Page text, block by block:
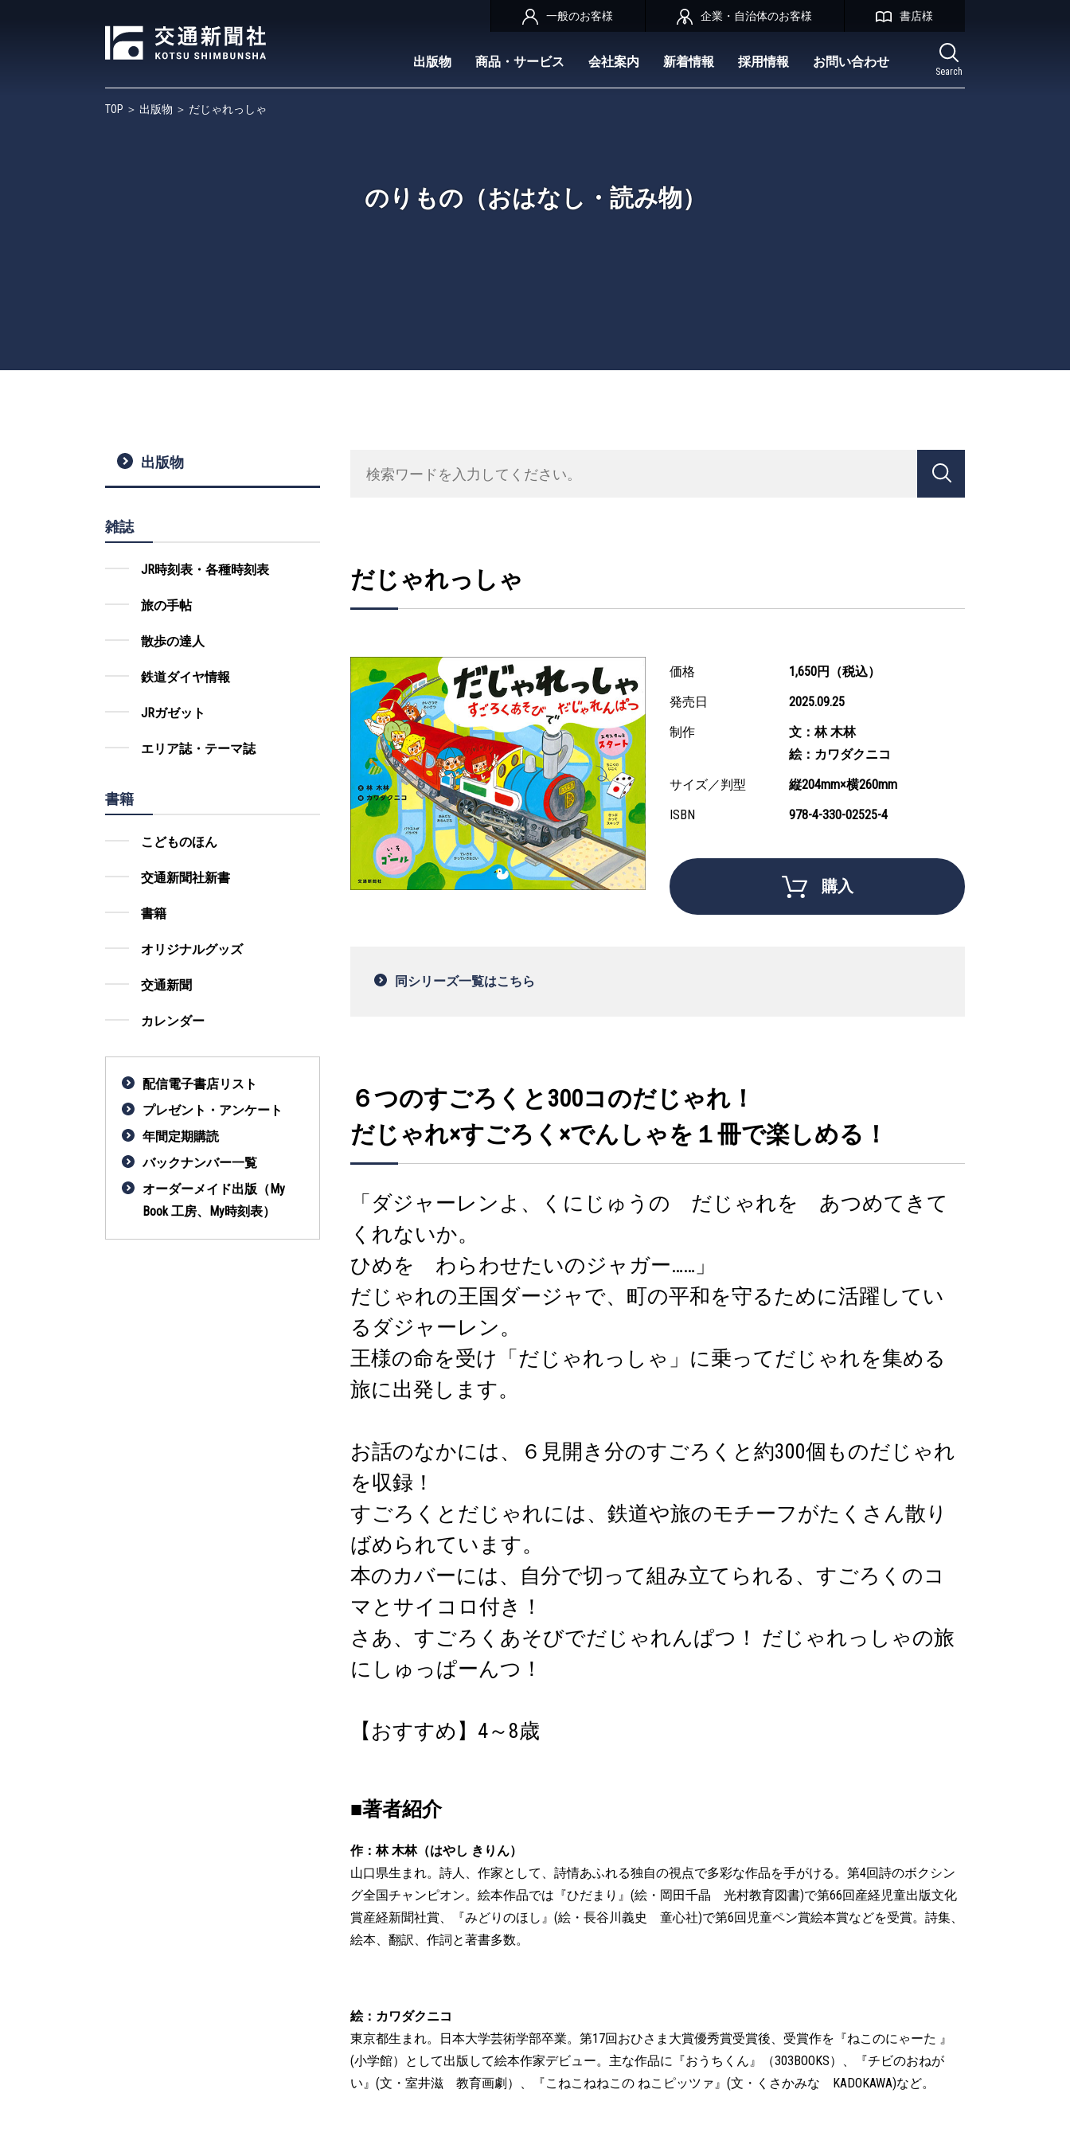
Search
出版物 商品・サービス 会社案内 新着情報 採用情報 お問い合わせ
一般のお客様 企業・自治体のお客様 書店様
TOP ＞ 出版物 ＞ だじゃれっしゃ
のりもの（おはなし・読み物）
出版物
雑誌
JR時刻表・各種時刻表
旅の手帖
散歩の達人
鉄道ダイヤ情報
JRガゼット
エリア誌・テーマ誌
書籍
こどものほん
交通新聞社新書
書籍
オリジナルグッズ
交通新聞
カレンダー
配信電子書店リスト
プレゼント・アンケート
年間定期購読
バックナンバー一覧
オーダーメイド出版（My
Book 工房、My時刻表）
だじゃれっしゃ
価格
1,650円（税込）
発売日
2025.09.25
制作
文：林 木林
絵：カワダクニコ
サイズ／判型
縦204mm×横260mm
ISBN
978-4-330-02525-4
購入
同シリーズ一覧はこちら
６つのすごろくと300コのだじゃれ！
だじゃれ×すごろく×でんしゃを１冊で楽しめる！
「ダジャーレンよ、くにじゅうの だじゃれを あつめてきて
くれないか。
ひめを わらわせたいのジャガー……」
だじゃれの王国ダージャで、町の平和を守るために活躍してい
るダジャーレン。
王様の命を受け「だじゃれっしゃ」に乗ってだじゃれを集める
旅に出発します。
お話のなかには、６見開き分のすごろくと約300個ものだじゃれ
を収録！
すごろくとだじゃれには、鉄道や旅のモチーフがたくさん散り
ばめられています。
本のカバーには、自分で切って組み立てられる、すごろくのコ
マとサイコロ付き！
さあ、すごろくあそびでだじゃれんぱつ！ だじゃれっしゃの旅
にしゅっぱーんつ！
【おすすめ】4～8歳
■著者紹介
作：林 木林（はやし きりん）
山口県生まれ。詩人、作家として、詩情あふれる独自の視点で多彩な作品を手がける。第4回詩のボクシン
グ全国チャンピオン。絵本作品では『ひだまり』(絵・岡田千晶 光村教育図書)で第66回産経児童出版文化
賞産経新聞社賞、『みどりのほし』(絵・長谷川義史 童心社)で第6回児童ペン賞絵本賞などを受賞。詩集、
絵本、翻訳、作詞と著書多数。
絵：カワダクニコ
東京都生まれ。日本大学芸術学部卒業。第17回おひさま大賞優秀賞受賞後、受賞作を『ねこのにゃーた 』
(小学館）として出版して絵本作家デビュー。主な作品に『おうちくん』（303BOOKS）、『チビのおねが
い』(文・室井滋 教育画劇）、『こねこねねこの ねこピッツァ』(文・くさかみな KADOKAWA)など。